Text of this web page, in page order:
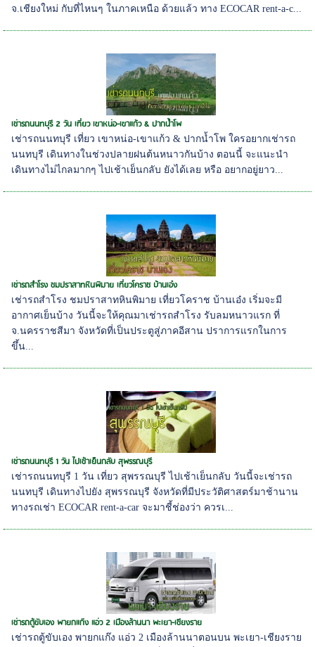
จ.เชียงใหม่ กับที่ไหนๆ ในภาคเหนือ ด้วยแล้ว ทาง ECOCAR rent-a-c...
เช่ารถนนทบุรี 2 วัน เที่ยว เขาหน่อ-เขาแก้ว & ปากน้ำโพ
เช่ารถนนทบุรี เที่ยว เขาหน่อ-เขาแก้ว & ปากน้ำโพ ใครอยากเช่ารถ
นนทบุรี เดินทางในช่วงปลายฝนต้นหนาวกันบ้าง ตอนนี้ จะแนะนำ
เดินทางไม่ไกลมากๆ ไปเช้าเย็นกลับ ยังได้เลย หรือ อยากอยู่ยาว...
เช่ารถสำโรง ชมปราสาทหินพิมาย เที่ยวโคราช บ้านเอ๋ง
เช่ารถสำโรง ชมปราสาทหินพิมาย เที่ยวโคราช บ้านเอ๋ง เริ่มจะมี
อากาศเย็นบ้าง วันนี้จะให้คุณมาเช่ารถสำโรง รับลมหนาวแรก ที่
จ.นครราชสีมา จังหวัดที่เป็นประตูสู่ภาคอีสาน ปราการแรกในการ
ขึ้น...
เช่ารถนนทบุรี 1 วัน ไปเช้าเย็นกลับ สุพรรณบุรี
เช่ารถนนทบุรี 1 วัน เที่ยว สุพรรณบุรี ไปเช้าเย็นกลับ วันนี้จะเช่ารถ
นนทบุรี เดินทางไปยัง สุพรรณบุรี จังหวัดที่มีประวัติศาสตร์มาช้านาน
ทางรถเช่า ECOCAR rent-a-car จะมาชี้ช่องว่า ควรเ...
เช่ารถตู้ขับเอง พายกแก๊ง แอ่ว 2 เมืองล้านนา พะเยา-เชียงราย
เช่ารถตู้ขับเอง พายกแก๊ง แอ่ว 2 เมืองล้านนาตอนบน พะเยา-เชียงราย